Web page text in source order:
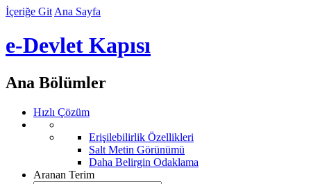
İçeriğe Git Ana Sayfa
e-Devlet Kapısı
Ana Bölümler
Hızlı Çözüm
Erişilebilirlik Özellikleri
Salt Metin Görünümü
Daha Belirgin Odaklama
Aranan Terim